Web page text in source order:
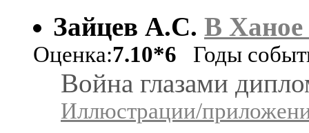
Зайцев А.С. В Ханое
Оценка:7.10*6 Годы
Война глазами
Иллюстрации/